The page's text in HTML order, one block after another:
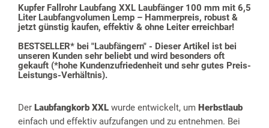
Kupfer Fallrohr Laubfang XXL Laubfänger 100 mm mit 6,5
Liter Laubfangvolumen Lemp – Hammerpreis, robust &
jetzt günstig kaufen, effektiv & ohne Leiter erreichbar!
BESTSELLER* bei "Laubfängern" - Dieser Artikel ist bei
unseren Kunden sehr beliebt und wird besonders oft
gekauft (*hohe Kundenzufriedenheit und sehr gutes Preis-
Leistungs-Verhältnis).
Der Laubfangkorb XXL wurde entwickelt, um Herbstlaub
einfach und effektiv aufzufangen und zu entnehmen. Bei